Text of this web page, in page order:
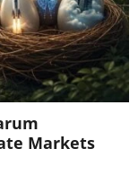
Markets